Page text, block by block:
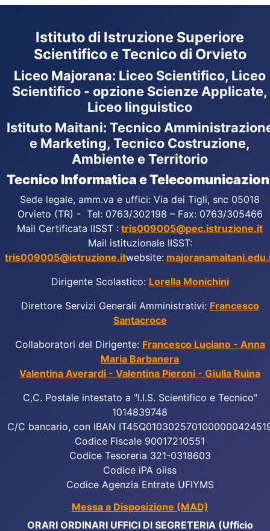
Istituto di Istruzione Superiore
Scientifico e Tecnico di Orvieto
Liceo Majorana: Liceo Scientifico, Liceo
Scientifico - opzione Scienze Applicate,
Liceo linguistico
Istituto Maitani: Tecnico
e Marketing, Tecnico Costruzione,
Ambiente e Territorio
Tecnico Informatica e
Sede legale, amm.va e uffici: Via dei Tigli, snc 05018
Orvieto (TR) - Tel: 0763/302198 – Fax: 0763/305466
Mail Certificata IISST : tris009005@pec.istruzione.it
Mail istituzionale IISST:
tris009005@istruzione.itwebsite:
Dirigente Scolastico: Lorella Monichini
Direttore Servizi Generali Amministrativi: Francesco
Santacroce
Collaboratori del Dirigente: Francesco Luciano - Anna
Maria Barbanera
Valentina Averardi - Valentina Pieroni - Giulia Ruina
C.C. Postale intestato a "I.I.S. Scientifico e Tecnico"
1014839748
C/C bancario, con IBAN
Codice Fiscale 90017210551
Codice Tesoreria 321-0318603
Codice iPA oiiss
Codice Agenzia Entrate UFIYMS
Messa a Disposizione (MAD)
ORARI ORDINARI UFFICI DI SEGRETERIA (Ufficio